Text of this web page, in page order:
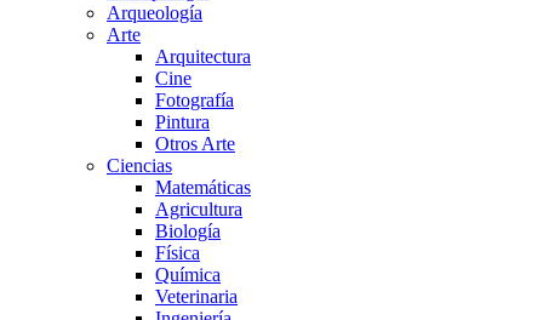
Arqueología
Arte
Arquitectura
Cine
Fotografía
Pintura
Otros Arte
Ciencias
Matemáticas
Agricultura
Biología
Física
Química
Veterinaria